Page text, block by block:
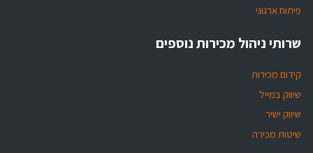
פיתוח ארגוני
שרותי ניהול מכירות נוספים
קידום מכירות
שיווק במייל
שיווק ישיר
שיטות מכירה